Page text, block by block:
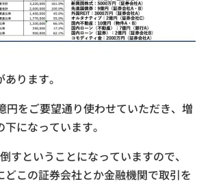
ります。
円をご要望通り使わせていただき、増
になっています。
すということになっていますので、
どこの証券会社とか金融機関で取引を